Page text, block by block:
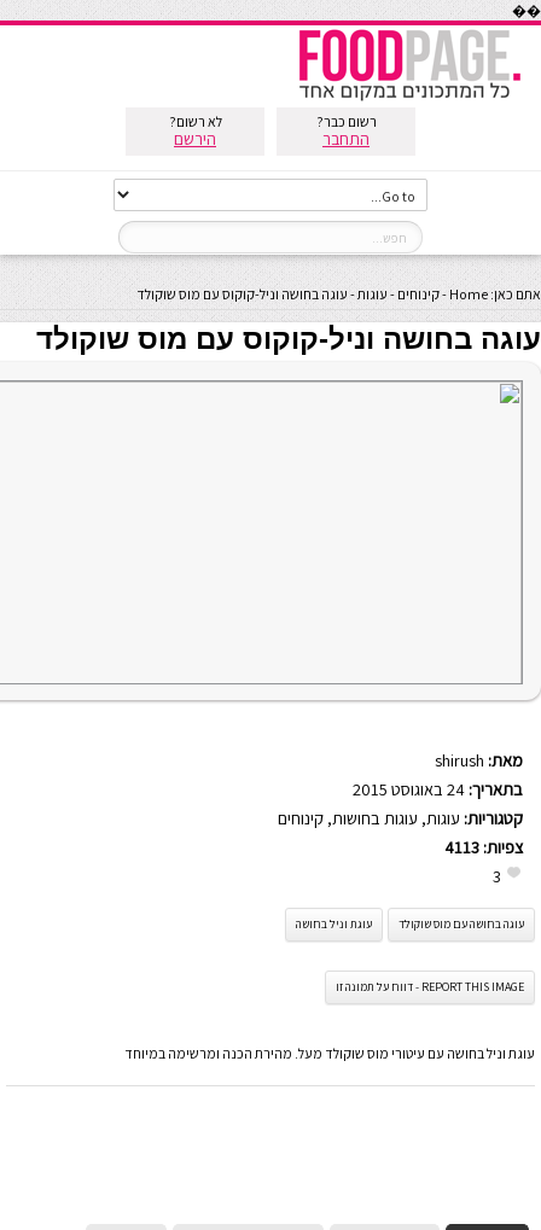
��
רשום כבר?
התחבר
לא רשום?
הירשם
אתם כאן: Home
-קינוחים - עוגות- עוגה בחושה וניל-קוקוס עם מוס שוקולד
עוגה בחושה וניל-קוקוס עם מוס שוקולד
מאת: shirush
בתאריך:
קטגוריות: עוגות, עוגות בחושות, קינוחים
צפיות: 4113
3
עוגה בחושה עם מוס שוקולד עוגת וניל בחושה
REPORT THIS IMAGE - דווח על תמונה זו
עוגת וניל בחושה עם עיטורי מוס שוקולד מעל. מהירת הכנה ומרשימה במיוחד